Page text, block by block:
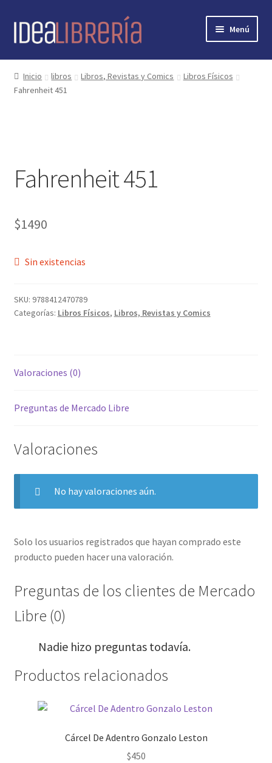
Ir
Ir
Menú
Inicio
contacto
nosotros
novedades
Inicio libros Libros, Revistas y Comics
Libros Físicos
Fahrenheit 451
Fahrenheit 451
$1490
Sin existencias
SKU: 9788412470789
Categorías: Libros Físicos, Libros, Revistas y Comics
Valoraciones (0)
Preguntas de Mercado Libre
Valoraciones
No hay valoraciones aún.
Solo los usuarios registrados que hayan comprado este
producto pueden hacer una valoración.
Preguntas de los clientes de Mercado
Libre (0)
Nadie hizo preguntas todavía.
Productos relacionados
Cárcel De Adentro Gonzalo Leston
$450